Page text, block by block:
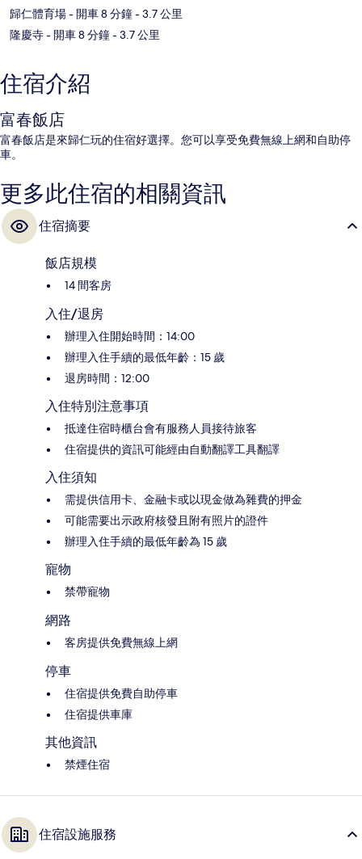
歸仁體育場- 開車 8 分鐘- 3.7 公里
隆慶寺- 開車 8 分鐘- 3.7 公里
住宿介紹
富春飯店
富春飯店是來歸仁玩的住宿好選擇。您可以享受免費無線上網和自助停
車。
更多此住宿的相關資訊
住宿摘要
飯店規模
14 間客房
入住/退房
辦理入住開始時間：14:00
辦理入住手續的最低年齡：15 歲
退房時間：12:00
入住特別注意事項
抵達住宿時櫃台會有服務人員接待旅客
住宿提供的資訊可能經由自動翻譯工具翻譯
入住須知
需提供信用卡、金融卡或以現金做為雜費的押金
可能需要出示政府核發且附有照片的證件
辦理入住手續的最低年齡為 15 歲
寵物
禁帶寵物
網路
客房提供免費無線上網
停車
住宿提供免費自助停車
住宿提供車庫
其他資訊
禁煙住宿
住宿設施服務